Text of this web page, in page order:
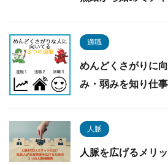
適職
めんどくさがりに
み・弱みを知り仕
人脈
人脈を広げるメリ